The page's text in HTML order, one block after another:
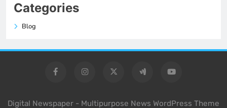
Categories
Blog
Digital Newspaper - Multipurpose News WordPress Theme